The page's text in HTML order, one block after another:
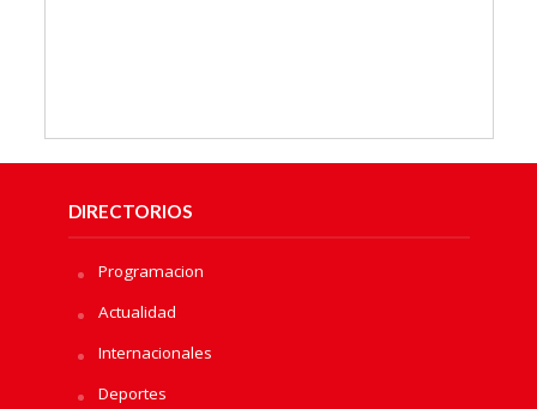
DIRECTORIOS
Programacion
Actualidad
Internacionales
Deportes